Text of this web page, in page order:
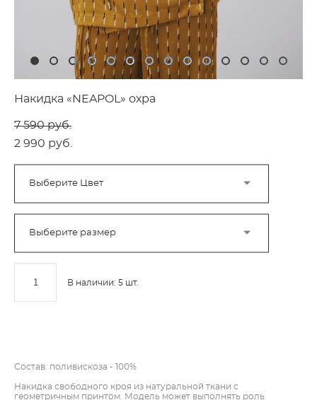
Накидка «NEAPOL» охра
7 590 pуб.
2 990 pуб.
Выберите Цвет
Выберите размер
В наличии: 5 шт.
Состав: поливискоза - 100%
Накидка свободного кроя из натуральной ткани с
геометричным принтом. Модель может выполнять роль